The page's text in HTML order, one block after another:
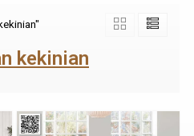
kekinian